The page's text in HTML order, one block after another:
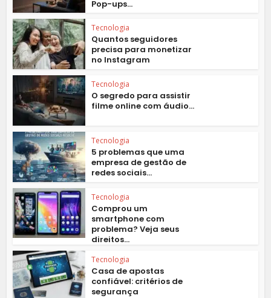
Pop-ups...
Tecnologia
Quantos seguidores
precisa para monetizar
no Instagram
Tecnologia
O segredo para assistir
filme online com áudio...
Tecnologia
5 problemas que uma
empresa de gestão de
redes sociais...
Tecnologia
Comprou um
smartphone com
problema? Veja seus
direitos...
Tecnologia
Casa de apostas
confiável: critérios de
segurança